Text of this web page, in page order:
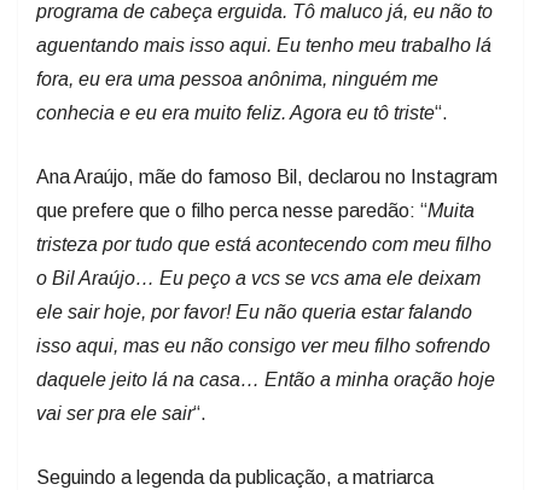
programa de cabeça erguida. Tô maluco já, eu não to
aguentando mais isso aqui. Eu tenho meu trabalho lá
fora, eu era uma pessoa anônima, ninguém me
conhecia e eu era muito feliz. Agora eu tô triste“.
Ana Araújo, mãe do famoso Bil, declarou no Instagram
que prefere que o filho perca nesse paredão: “Muita
tristeza por tudo que está acontecendo com meu filho
o Bil Araújo… Eu peço a vcs se vcs ama ele deixam
ele sair hoje, por favor! Eu não queria estar falando
isso aqui, mas eu não consigo ver meu filho sofrendo
daquele jeito lá na casa… Então a minha oração hoje
vai ser pra ele sair“.
Seguindo a legenda da publicação, a matriarca